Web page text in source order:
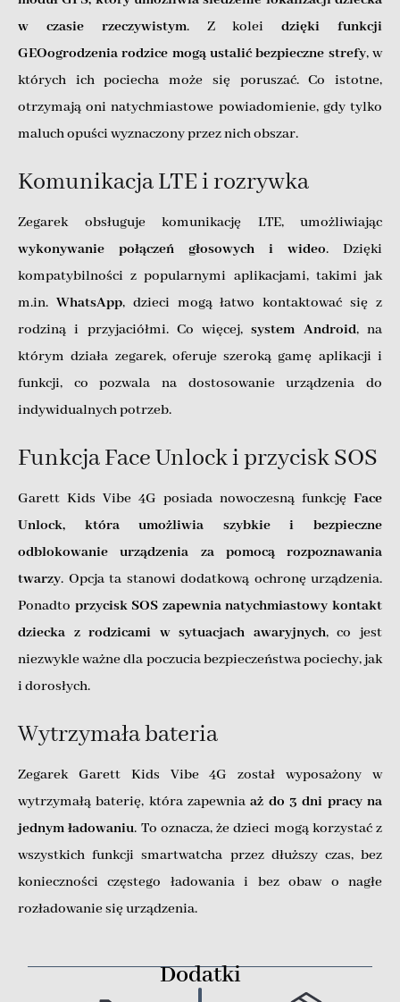
w czasie rzeczywistym. Z koleidzięki funkcji
GEOogrodzenia rodzice mogą ustalić bezpieczne strefy, w
których ich pociecha może się poruszać. Co istotne,
otrzymają oni natychmiastowe powiadomienie, gdy tylko
maluch opuści wyznaczony przez nich obszar.
Komunikacja LTE i rozrywka
Zegarek obsługuje komunikację LTE, umożliwiając
wykonywanie połączeń głosowych i wideo. Dzięki
kompatybilności z popularnymi aplikacjami, takimi jak
m.in. WhatsApp, dzieci mogą łatwo kontaktować się z
rodziną i przyjaciółmi. Co więcej,system Android, na
którym działa zegarek, oferuje szeroką gamę aplikacji i
funkcji, co pozwala na dostosowanie urządzenia do
indywidualnych potrzeb.
Funkcja Face Unlock i przycisk SOS
Garett Kids Vibe 4G posiada nowoczesną funkcję Face
Unlock, która umożliwia szybkie i bezpieczne
odblokowanie urządzenia za pomocą rozpoznawania
twarzy. Opcja ta stanowi dodatkową ochronę urządzenia.
Ponadto przycisk SOS zapewnia natychmiastowy kontakt
dziecka z rodzicami w sytuacjach awaryjnych, co jest
niezwykle ważne dla poczucia bezpieczeństwa pociechy, jak
i dorosłych.
Wytrzymała bateria
Zegarek Garett Kids Vibe 4G został wyposażony w
wytrzymałą baterię, która zapewniaaż do 3 dni pracy na
jednym ładowaniu. To oznacza, że dzieci mogą korzystać z
wszystkich funkcji smartwatcha przez dłuższy czas, bez
konieczności częstego ładowania i bez obaw o nagłe
rozładowanie się urządzenia.
Dodatki